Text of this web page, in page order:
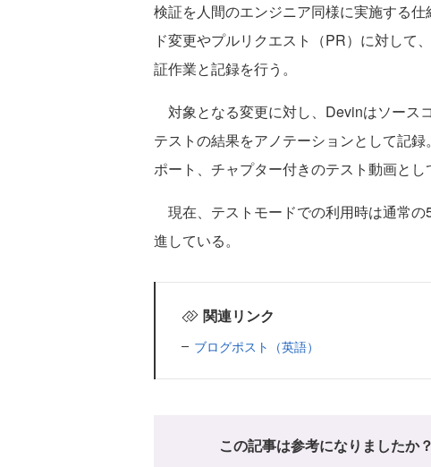
検証を人間のエンジニア同様に実施する
ド変更やプルリクエスト（PR）に対して
証作業と記録を行う。
対象となる変更に対し、Devinはソース
テストの結果をアノテーションとして記
ポート、チャプター付きのテスト動画とし
現在、テストモードでの利用時は通常
進している。
関連リンク
ブログポスト（英語）
この記事は参考になりましたか？